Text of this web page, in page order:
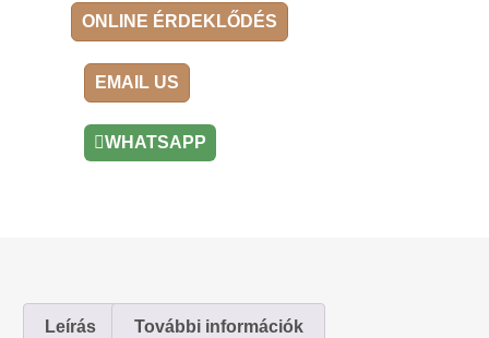
ONLINE ÉRDEKLŐDÉS
EMAIL US
WHATSAPP
Leírás További információk